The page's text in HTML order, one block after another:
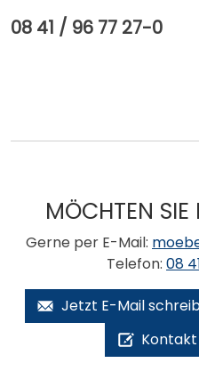
08 41 / 96 77 27-0
MÖCHTEN SIE
Gerne per E-Mail:
Telefon: 08
Jetzt E-Mail